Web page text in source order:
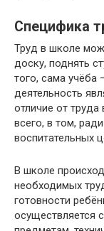
Специфика
Труд в школе
доску, поднять
того, сама учёба
деятельность
отличие от
всего, в том,
воспитательных
В школе
необходимых
готовности
осуществляется